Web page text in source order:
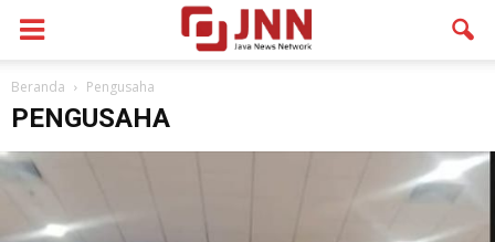
Beranda Pengusaha
PENGUSAHA